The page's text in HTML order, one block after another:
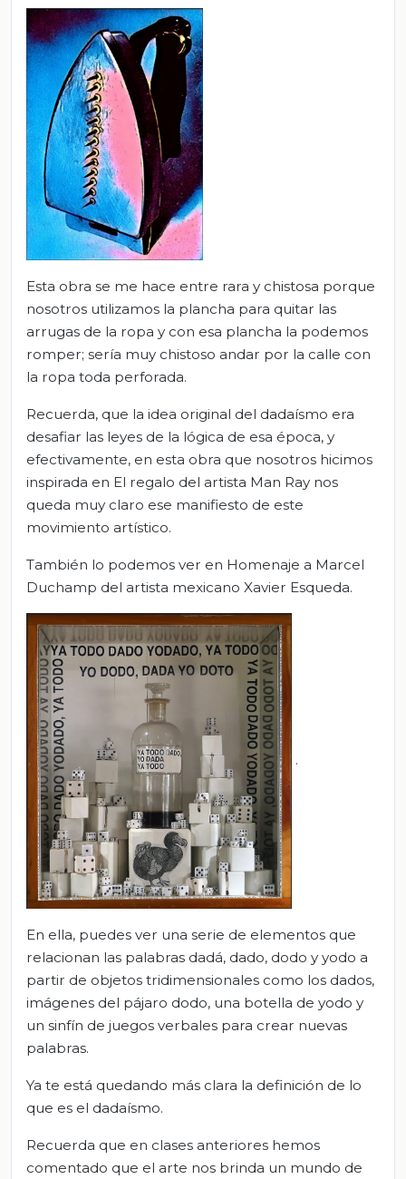
Esta obra se me hace entre rara y chistosa porque
nosotros utilizamos la plancha para quitar las
arrugas de la ropa y con esa plancha la podemos
romper; sería muy chistoso andar por la calle con
la ropa toda perforada.
Recuerda, que la idea original del dadaísmo era
desafiar las leyes de la lógica de esa época, y
efectivamente, en esta obra que nosotros hicimos
inspirada en El regalo del artista Man Ray nos
queda muy claro ese manifiesto de este
movimiento artístico.
También lo podemos ver en Homenaje a Marcel
Duchamp del artista mexicano Xavier Esqueda.
.
En ella, puedes ver una serie de elementos que
relacionan las palabras dadá, dado, dodo y yodo a
partir de objetos tridimensionales como los dados,
imágenes del pájaro dodo, una botella de yodo y
un sinfín de juegos verbales para crear nuevas
palabras.
Ya te está quedando más clara la definición de lo
que es el dadaísmo.
Recuerda que en clases anteriores hemos
comentado que el arte nos brinda un mundo de